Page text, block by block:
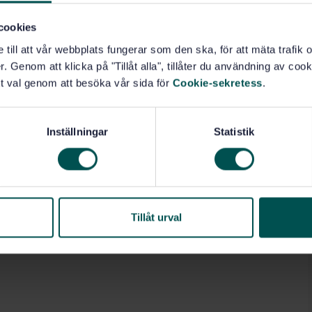
till att vår webbplats fungerar som den ska, för att mäta trafik
Genom att klicka på "Tillåt alla", tillåter du användning av
val genom att besöka vår sida för Cookie-sekretess.
Inställningar Statistik
Tillåt urval
not specified in the scope, provided suitability is
of the materials, the following standards need to be
5667-13.
hos jord (13.080.10)